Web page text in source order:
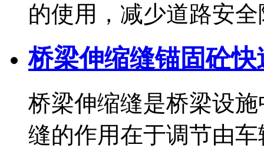
的使用，减少道路安
桥梁伸缩缝锚固砼
桥梁伸缩缝是桥梁设
缝的作用在于调节由